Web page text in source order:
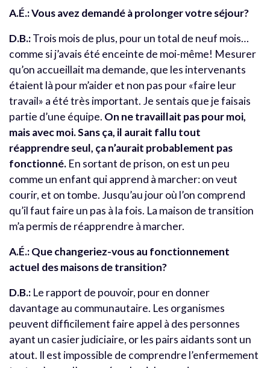
A.É.: Vous avez demandé à prolonger votre séjour?
D.B.:Trois mois de plus, pour un total de neuf mois…
comme si j’avais été enceinte de moi-même! Mesurer
qu’on accueillait ma demande, que les intervenants
étaient là pour m’aider et non pas pour «faire leur
travail» a été très important. Je sentais que je faisais
partie d’une équipe. On ne travaillait pas pour moi,
mais avec moi. Sans ça, il aurait fallu tout
réapprendre seul, ça n’aurait probablement pas
fonctionné. En sortant de prison, on est un peu
comme un enfant qui apprend à marcher: on veut
courir, et on tombe. Jusqu’au jour où l’on comprend
qu’il faut faire un pas à la fois. La maison de transition
m’a permis de réapprendre à marcher.
A.É.: Que changeriez-vous au fonctionnement
actuel des maisons de transition?
D.B.: Le rapport de pouvoir, pour en donner
davantage au communautaire. Les organismes
peuvent difficilement faire appel à des personnes
ayant un casier judiciaire, or les pairs aidants sont un
atout. Il est impossible de comprendre l’enfermement